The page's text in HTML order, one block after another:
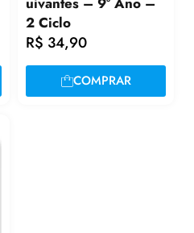
2 Ciclo
R$ 34,90
COMPRAR